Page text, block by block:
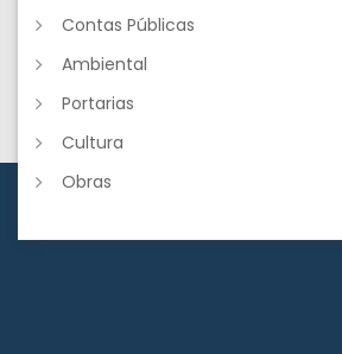
Contas Públicas
Ambiental
Portarias
Cultura
Obras